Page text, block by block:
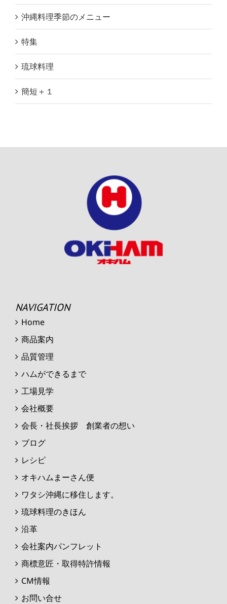
沖縄料理季節のメニュー
特集
琉球料理
簡短＋１
NAVIGATION
Home
商品案内
品質管理
ハムができるまで
工場見学
会社概要
会長・社長挨拶 創業者の想い
ブログ
レシピ
オキハムまーさん便
ワタシ沖縄に移住します。
琉球料理のきほん
沿革
会社案内パンフレット
商標意匠・取得特許情報
CM情報
お問い合せ